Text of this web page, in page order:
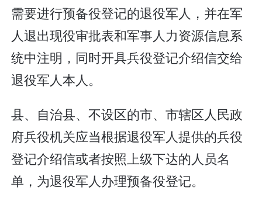
需要进行预备役登记的退役军人，并在军
人退出现役审批表和军事人力资源信息系
统中注明，同时开具兵役登记介绍信交给
退役军人本人。
县、自治县、不设区的市、市辖区人民政
府兵役机关应当根据退役军人提供的兵役
登记介绍信或者按照上级下达的人员名
单，为退役军人办理预备役登记。